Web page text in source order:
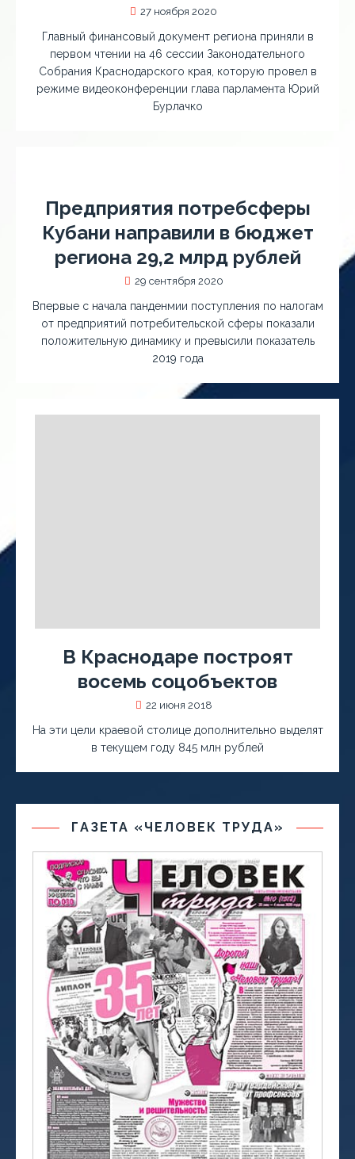
27 ноября 2020
Главный финансовый документ региона приняли в
первом чтении на 46 сессии Законодательного
Собрания Краснодарского края, которую провел в
режиме видеоконференции глава парламента Юрий
Бурлачко
Предприятия потребсферы
Кубани направили в бюджет
региона 29,2 млрд рублей
29 сентября 2020
Впервые с начала панденмии поступления по налогам
от предприятий потребительской сферы показали
положительную динамику и превысили показатель
2019 года
В Краснодаре построят
восемь соцобъектов
22 июня 2018
На эти цели краевой столице дополнительно выделят
в текущем году 845 млн рублей
ГАЗЕТА «ЧЕЛОВЕК ТРУДА»